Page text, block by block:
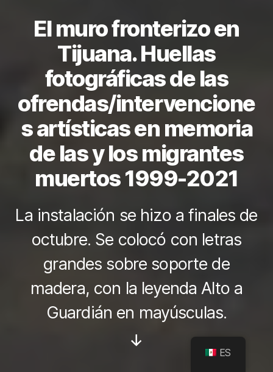
El muro fronterizo en
Tijuana. Huellas
fotográficas de las
ofrendas/intervencione
s artísticas en memoria
de las y los migrantes
muertos 1999-2021
La instalación se hizo a finales de
octubre. Se colocó con letras
grandes sobre soporte de
madera, con la leyenda Alto a
Guardián en mayúsculas.
Desplazar
ES